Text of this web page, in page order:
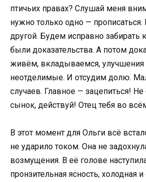
птичьих правах? Слушай меня
нужно только одно —
другой. Будем исправно забирать
были доказательства. А потом
живём, вкладываемся, улучшения
неотделимые. И отсудим долю.
случаев. Главное — зацепиться! Не
сынок, действуй! Отец тебя во
В этот момент для Ольги всё
не ударило током. Она не
возмущения. В её голове
пронзительная ясность, холодная и